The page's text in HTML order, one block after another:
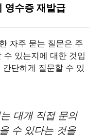
영수증 재발급
자주 묻는 질문은 주
수 있는지에 대한 것입
간단하게 질문할 수 있
대개 직접 문의
수 있다는 것을